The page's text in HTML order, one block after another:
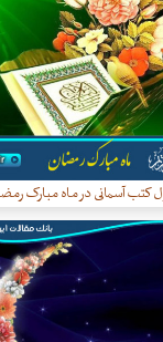
کتب آسمانی در ماه مبارک